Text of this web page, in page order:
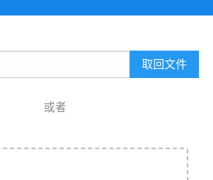
或者